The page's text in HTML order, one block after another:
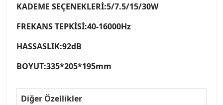
KADEME SEÇENEKLERİ:5/7.5/15/30W
FREKANS TEPKİSİ:40-16000Hz
HASSASLIK:92dB
BOYUT:335*205*195mm
Diğer Özellikler